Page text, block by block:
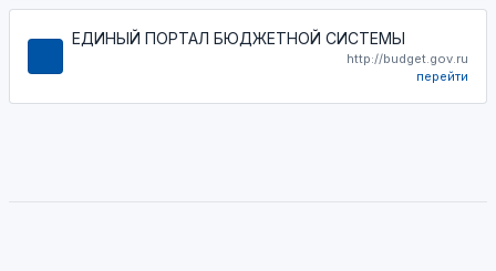
ЕДИНЫЙ ПОРТАЛ БЮДЖЕТНОЙ СИСТЕМЫ
http://budget.gov.ru
перейти